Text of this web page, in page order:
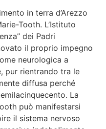
in terra d’Arezzo
Tooth. L’Istituto
dei Padri
il proprio impegno
neurologica a
pur rientrando tra le
diffusa perché
La
può manifestarsi
il sistema nervoso